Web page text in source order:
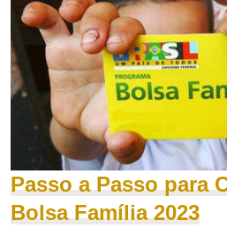
Passo a Passo para
Bolsa Família 2023